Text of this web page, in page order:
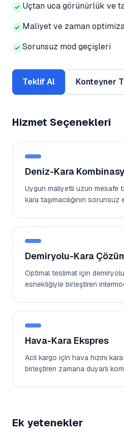
Uçtan uca görünürlük ve
Maliyet ve zaman
Sorunsuz mod geçişleri
Teklif Al Konteyner
Hizmet Seçenekleri
Deniz-Kara
Uygun maliyetli uzun mesafe
kara taşımacılığının
Demiryolu-Kara
Optimal teslimat için
esnekliğiyle birleştiren
Hava-Kara Ekspres
Acil kargo için hava hızını
birleştiren zamana duyarlı
Ek yetenekler